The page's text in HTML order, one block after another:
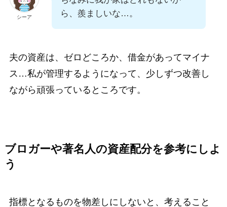
シーア
ら、羨ましいな…。
夫の資産は、ゼロどころか、借金があってマイナ
ス…私が管理するようになって、少しずつ改善し
ながら頑張っているところです。
ブロガーや著名人の資産配分を参考にしよ
う
指標となるものを物差しにしないと、考えること